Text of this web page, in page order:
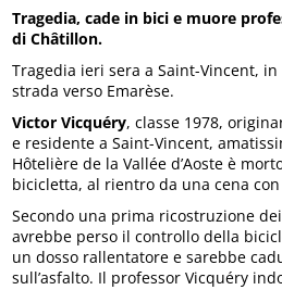
Tragedia, cade in bici e muore
di Châtillon.
Tragedia ieri sera a Saint-Vincent,
strada verso Emarèse.
Victor Vicquéry, classe 1978,
e residente a Saint-Vincent,
Hôtelière de la Vallée d’Aoste è
bicicletta, al rientro da una cena
Secondo una prima ricostruzione
avrebbe perso il controllo della
un dosso rallentatore e sarebbe
sull’asfalto. Il professor Vicquéry